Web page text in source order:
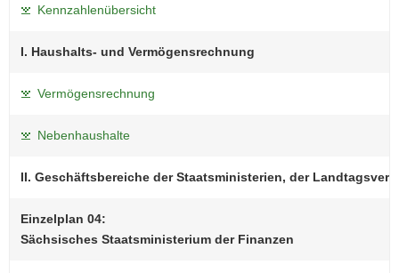
Kennzahlenübersicht
I. Haushalts- und Vermögensrechnung
Vermögensrechnung
Nebenhaushalte
II. Geschäftsbereiche der Staatsministerien, der
Einzelplan 04:
Sächsisches Staatsministerium der Finanzen